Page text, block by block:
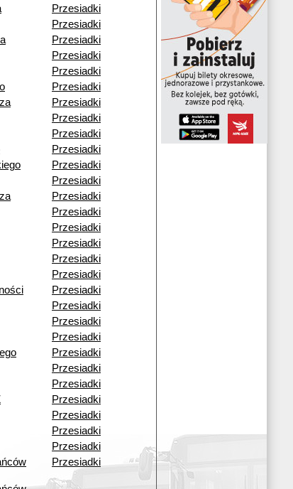
Przesiadki
Przesiadki
Przesiadki
Przesiadki
Przesiadki
Przesiadki
Przesiadki
Przesiadki
Przesiadki
Przesiadki
Przesiadki
Przesiadki
Przesiadki
Przesiadki
Przesiadki
Przesiadki
Przesiadki
Przesiadki
Przesiadki
Przesiadki
Przesiadki
Przesiadki
Przesiadki
Przesiadki
Przesiadki
Przesiadki
Przesiadki
Przesiadki
Przesiadki
Przesiadki